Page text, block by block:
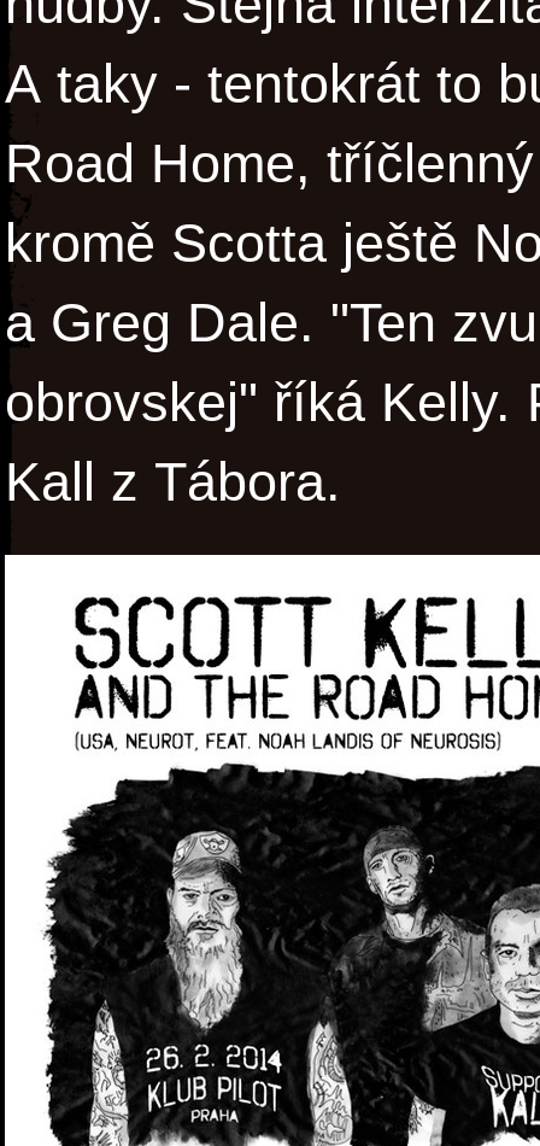
A taky - tentokrát to
Road Home,
kromě Scotta ještě
a Greg Dale. "Ten
obrovskej" říká Kelly.
Kall z Tábora.